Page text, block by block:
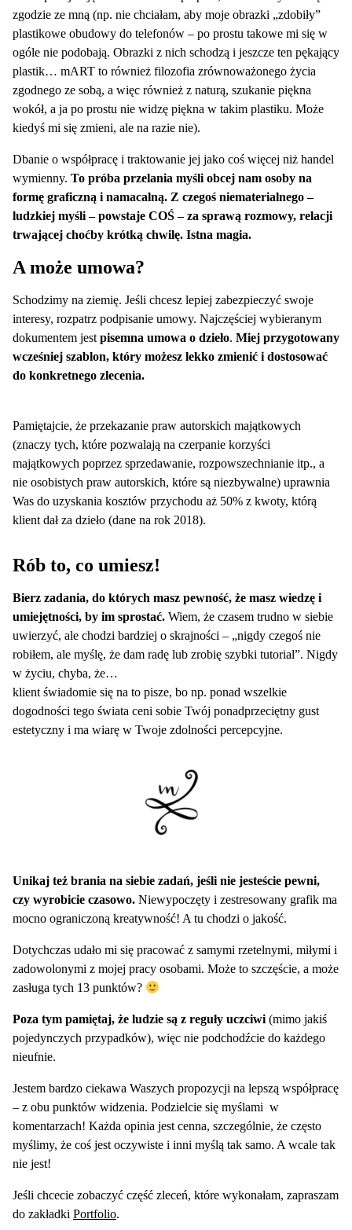
zgodzie ze mną (np. nie chciałam, aby moje obrazki „zdobiły”
plastikowe obudowy do telefonów – po prostu takowe mi się w
ogóle nie podobają. Obrazki z nich schodzą i jeszcze ten pękający
plastik… mART to również filozofia zrównoważonego życia
zgodnego ze sobą, a więc również z naturą, szukanie piękna
wokół, a ja po prostu nie widzę piękna w takim plastiku. Może
kiedyś mi się zmieni, ale na razie nie).
Dbanie o współpracę i traktowanie jej jako coś więcej niż handel
wymienny. To próba przelania myśli obcej nam osoby na
formę graficzną i namacalną. Z czegoś niematerialnego –
ludzkiej myśli – powstaje COŚ – za sprawą rozmowy, relacji
trwającej choćby krótką chwilę. Istna magia.
A może umowa?
Schodzimy na ziemię. Jeśli chcesz lepiej zabezpieczyć swoje
interesy, rozpatrz podpisanie umowy. Najczęściej wybieranym
dokumentem jest pisemna umowa o dzieło. Miej przygotowany
wcześniej szablon, który możesz lekko zmienić i dostosować
do konkretnego zlecenia.
Pamiętajcie, że przekazanie praw autorskich majątkowych
(znaczy tych, które pozwalają na czerpanie korzyści
majątkowych poprzez sprzedawanie, rozpowszechnianie itp., a
nie osobistych praw autorskich, które są niezbywalne) uprawnia
Was do uzyskania kosztów przychodu aż 50% z kwoty, którą
klient dał za dzieło (dane na rok 2018).
Rób to, co umiesz!
Bierz zadania, do których masz pewność, że masz wiedzę i
umiejętności, by im sprostać. Wiem, że czasem trudno w siebie
uwierzyć, ale chodzi bardziej o skrajności – „nigdy czegoś nie
robiłem, ale myślę, że dam radę lub zrobię szybki tutorial”. Nigdy
w życiu, chyba, że…
klient świadomie się na to pisze, bo np. ponad wszelkie
dogodności tego świata ceni sobie Twój ponadprzeciętny gust
estetyczny i ma wiarę w Twoje zdolności percepcyjne.
Unikaj też brania na siebie zadań, jeśli nie jesteście pewni,
czy wyrobicie czasowo. Niewypoczęty i zestresowany grafik ma
mocno ograniczoną kreatywność! A tu chodzi o jakość.
Dotychczas udało mi się pracować z samymi rzetelnymi, miłymi i
zadowolonymi z mojej pracy osobami. Może to szczęście, a może
zasługa tych 13 punktów?
Poza tym pamiętaj, że ludzie są z reguły uczciwi (mimo jakiś
pojedynczych przypadków), więc nie podchodźcie do każdego
nieufnie.
Jestem bardzo ciekawa Waszych propozycji na lepszą współpracę
– z obu punktów widzenia. Podzielcie się myślami w
komentarzach! Każda opinia jest cenna, szczególnie, że często
myślimy, że coś jest oczywiste i inni myślą tak samo. A wcale tak
nie jest!
Jeśli chcecie zobaczyć część zleceń, które wykonałam, zapraszam
do zakładki Portfolio.